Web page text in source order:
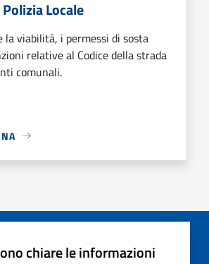
Locale
la viabilità, i permessi di sosta
relative al Codice della strada
comunali.
chiare le informazioni